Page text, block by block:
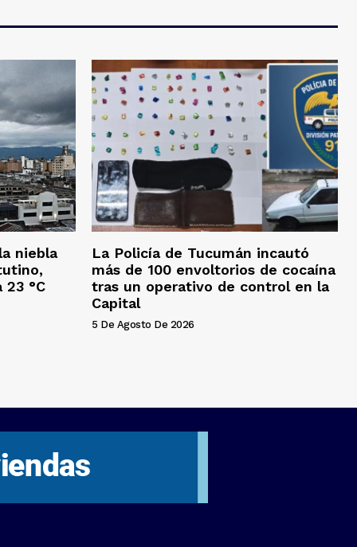
niebla
23 °C
La Policía de Tucumán incautó
más de 100 envoltorios de cocaína
tras un operativo de control en la
Capital
5 De Agosto De 2026